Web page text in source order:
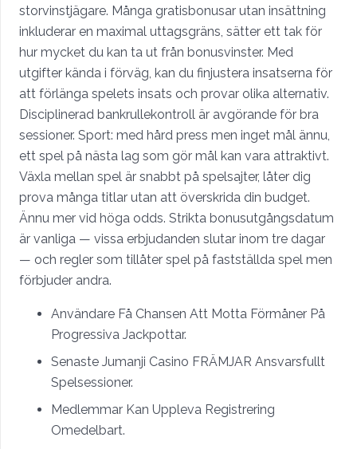
storvinstjägare. Många gratisbonusar utan insättning
inkluderar en maximal uttagsgräns, sätter ett tak för
hur mycket du kan ta ut från bonusvinster. Med
utgifter kända i förväg, kan du finjustera insatserna för
att förlänga spelets insats och provar olika alternativ.
Disciplinerad bankrullekontroll är avgörande för bra
sessioner. Sport: med hård press men inget mål ännu,
ett spel på nästa lag som gör mål kan vara attraktivt.
Växla mellan spel är snabbt på spelsajter, låter dig
prova många titlar utan att överskrida din budget.
Ännu mer vid höga odds. Strikta bonusutgångsdatum
är vanliga — vissa erbjudanden slutar inom tre dagar
— och regler som tillåter spel på fastställda spel men
förbjuder andra.
Användare Få Chansen Att Motta Förmåner På
Progressiva Jackpottar.
Senaste Jumanji Casino FRÄMJAR Ansvarsfullt
Spelsessioner.
Medlemmar Kan Uppleva Registrering
Omedelbart.